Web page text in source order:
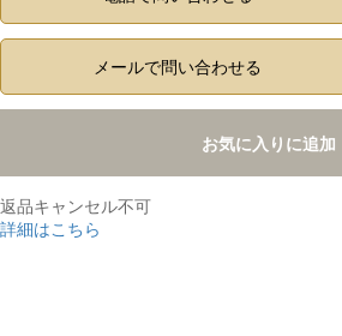
メールで問い合わせる
お気に入りに追加
返品キャンセル不可
詳細はこちら